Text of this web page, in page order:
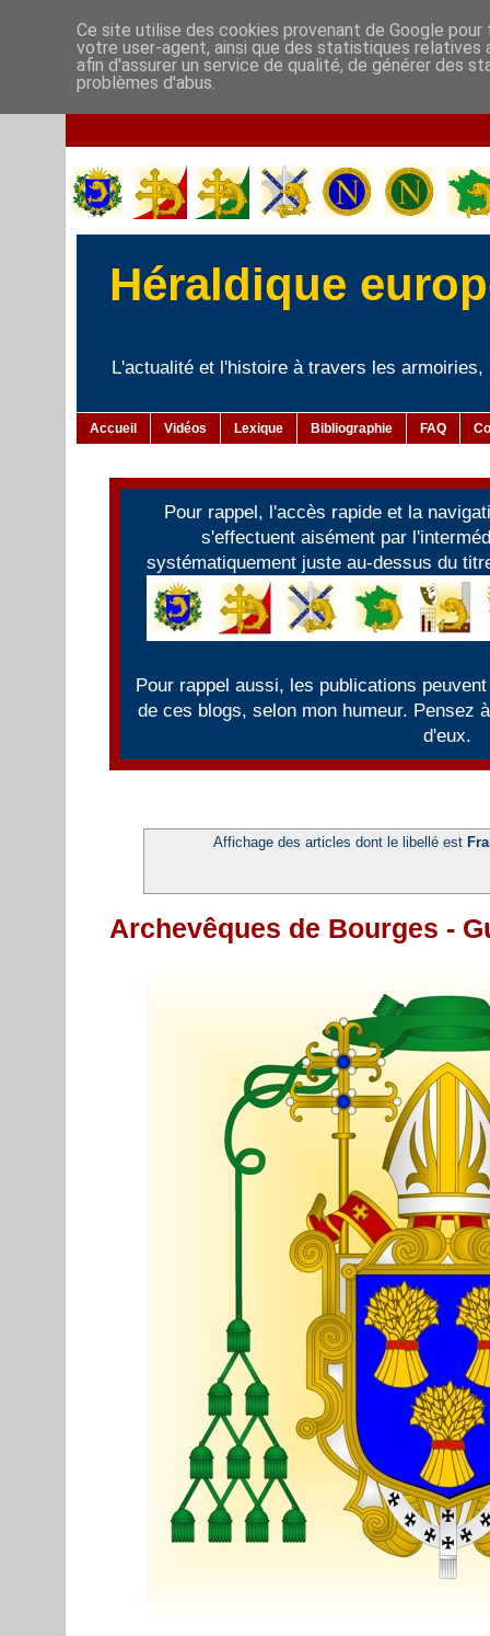
Héraldique
L'actualité et l'histoire à travers les
Accueil Vidéos Lexique Bibliographie FAQ
Pour rappel, l'accès rapide et la
s'effectuent aisément par
systématiquement juste au-dessus du
Pour rappel aussi, les publications
de ces blogs, selon mon humeur. Pensez
d'eux.
Affichage des articles dont le libellé est
Archevêques de Bourges -
Ce site utilise des cookies provenant de Google
votre user-agent, ainsi que des statistiques
afin d'assurer un service de qualité, de générer des
problèmes d'abus.